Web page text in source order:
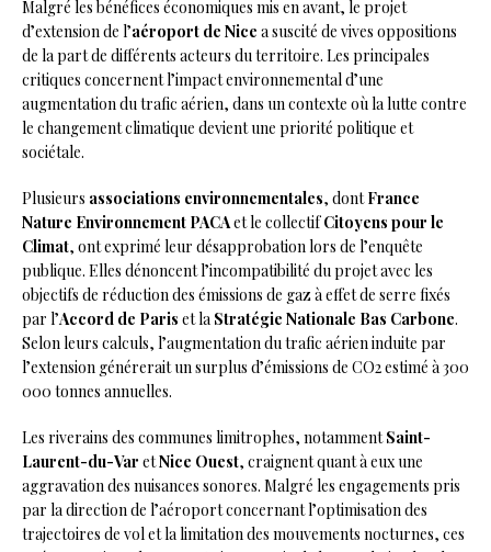
Malgré les bénéfices économiques mis en avant, le projet
d’extension de l’aéroport de Nice a suscité de vives oppositions
de la part de différents acteurs du territoire. Les principales
critiques concernent l’impact environnemental d’une
augmentation du trafic aérien, dans un contexte où la lutte contre
le changement climatique devient une priorité politique et
sociétale.
Plusieurs associations environnementales, dontFrance
Nature Environnement PACAet le collectifCitoyens pour le
Climat, ont exprimé leur désapprobation lors de l’enquête
publique. Elles dénoncent l’incompatibilité du projet avec les
objectifs de réduction des émissions de gaz à effet de serre fixés
par l’Accord de Paris et la Stratégie Nationale Bas Carbone.
Selon leurs calculs, l’augmentation du trafic aérien induite par
l’extension générerait un surplus d’émissions de CO2 estimé à 300
000 tonnes annuelles.
Les riverains des communes limitrophes, notammentSaint-
Laurent-du-Var etNice Ouest, craignent quant à eux une
aggravation des nuisances sonores. Malgré les engagements pris
par la direction de l’aéroport concernant l’optimisation des
trajectoires de vol et la limitation des mouvements nocturnes, ces